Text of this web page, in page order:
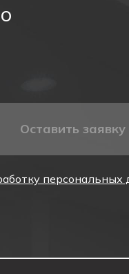
пиктограмма
со стороны
Они обеспечивают
Оставить заявку
персональных